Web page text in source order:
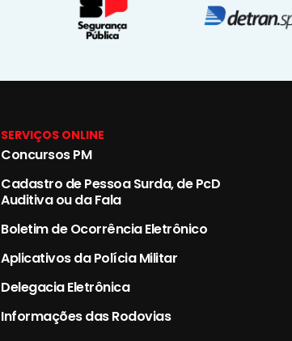
SERVIÇOS ONLINE
Concursos PM
Cadastro de Pessoa Surda, de PcD
Auditiva ou da Fala
Boletim de Ocorrência Eletrônico
Aplicativos da Polícia Militar
Delegacia Eletrônica
Informações das Rodovias